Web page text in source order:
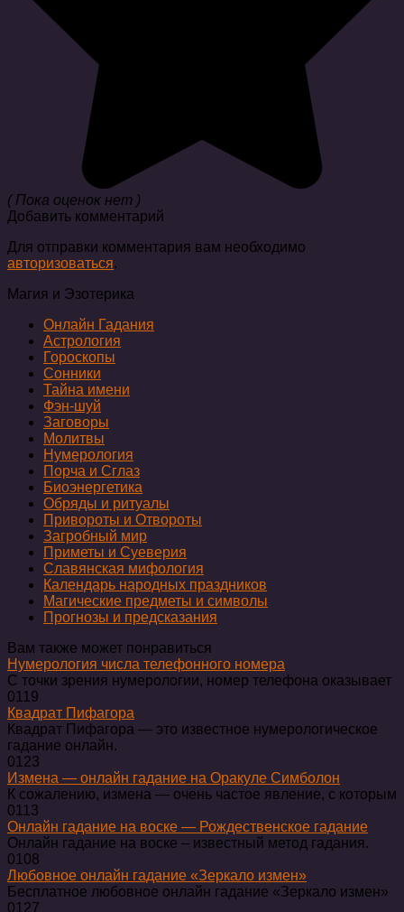
( Пока оценок нет )
Добавить комментарий
Для отправки комментария вам необходимо
авторизоваться.
Магия и Эзотерика
Онлайн Гадания
Астрология
Гороскопы
Сонники
Тайна имени
Фэн-шуй
Заговоры
Молитвы
Нумерология
Порча и Сглаз
Биоэнергетика
Обряды и ритуалы
Привороты и Отвороты
Загробный мир
Приметы и Суеверия
Славянская мифология
Календарь народных праздников
Магические предметы и символы
Прогнозы и предсказания
Вам также может понравиться
Нумерология числа телефонного номера
С точки зрения нумерологии, номер телефона оказывает
0119
Квадрат Пифагора
Квадрат Пифагора — это известное нумерологическое
гадание онлайн.
0123
Измена — онлайн гадание на Оракуле Симболон
К сожалению, измена — очень частое явление, с которым
0113
Онлайн гадание на воске — Рождественское гадание
Онлайн гадание на воске – известный метод гадания.
0108
Любовное онлайн гадание «Зеркало измен»
Бесплатное любовное онлайн гадание «Зеркало измен»
0127